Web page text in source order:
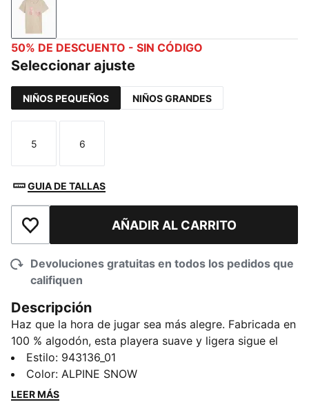
50% DE DESCUENTO - SIN CÓDIGO
Seleccionar ajuste
NIÑOS PEQUEÑOS NIÑOS GRANDES
Talla
5
Talla
6
GUIA DE TALLAS
Añadir a la lista de deseosAÑADIR AL CARRITO
Devoluciones gratuitas en todos los pedidos que
califiquen
Descripción
Haz que la hora de jugar sea más alegre. Fabricada en
100 % algodón, esta playera suave y ligera sigue el
ritmo de los pequeños aventureros durante los juegos
del patio y las salidas de fin de semana. Diseñada
para divertirse y sonreír, es perfecta para el uso
Estilo: 943136_01
Color: ALPINE SNOW
LEER MÁS